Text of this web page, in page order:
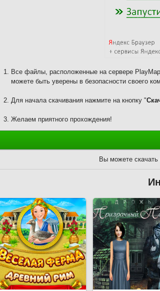
Все файлы, расположенные на сервере
можете быть уверены в безопасности своего
Для начала скачивания нажмите на кнопку "
Желаем приятного прохождения!
Вы можете скачать